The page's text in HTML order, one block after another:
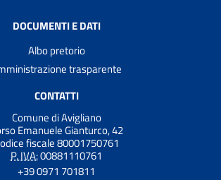
DOCUMENTI E DATI
Albo pretorio
trasparente
CONTATTI
Comune di Avigliano
Emanuele Gianturco, 42
fiscale 80001750761
P. IVA:00881110761
+39 0971 701811